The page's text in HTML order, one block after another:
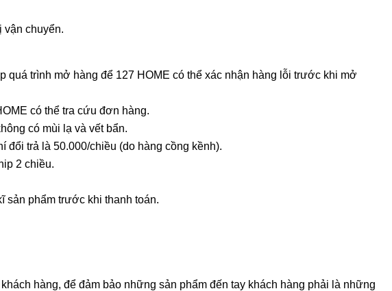
vận chuyển.
trình mở hàng để 127 HOME có thể xác nhận hàng lỗi trước khi mở
có thể tra cứu đơn hàng.
có mùi lạ và vết bẩn.
đổi trả là 50.000/chiều (do hàng cồng kềnh).
2 chiều.
sản phẩm trước khi thanh toán.
hàng, để đảm bảo những sản phẩm đến tay khách hàng phải là những